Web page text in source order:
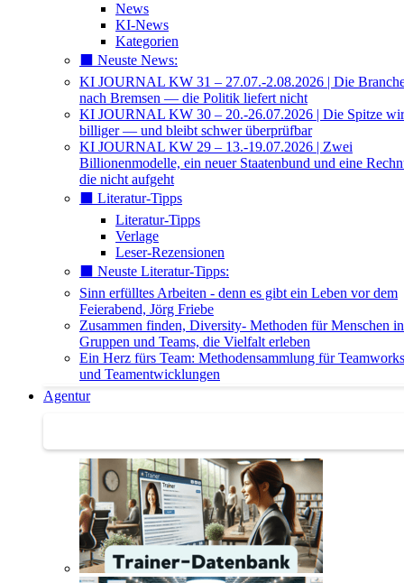
News
KI-News
Kategorien
⬛️ Neuste News:
KI JOURNAL KW 31 – 27.07.-2.08.2026 | Die
nach Bremsen — die Politik liefert nicht
KI JOURNAL KW 30 – 20.-26.07.2026 | Die Spitze
billiger — und bleibt schwer überprüfbar
KI JOURNAL KW 29 – 13.-19.07.2026 | Zwei
Billionenmodelle, ein neuer Staatenbund und eine
die nicht aufgeht
⬛️ Literatur-Tipps
Literatur-Tipps
Verlage
Leser-Rezensionen
⬛️ Neuste Literatur-Tipps:
Sinn erfülltes Arbeiten - denn es gibt ein Leben vor dem
Feierabend, Jörg Friebe
Zusammen finden, Diversity- Methoden für Menschen in
Gruppen und Teams, die Vielfalt erleben
Ein Herz fürs Team: Methodensammlung für
und Teamentwicklungen
Agentur